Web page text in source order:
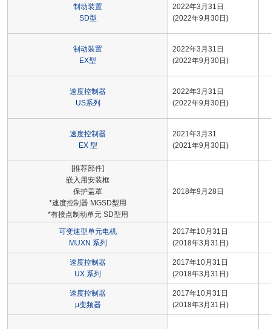
制动装置
SD型
2022年3月31日
(2022年9月30日)
制动装置
EX型
2022年3月31日
(2022年9月30日)
速度控制器
US系列
2022年3月31日
(2022年9月30日)
速度控制器
EX 型
2021年3月31
(2021年9月30日)
[推荐部件]
嵌入用安装框
保护盖罩
*速度控制器 MGSD型用
*有接点制动单元 SD型用
2018年9月28日
可变速型单元电机
MUXN 系列
2017年10月31日
(2018年3月31日)
速度控制器
UX 系列
2017年10月31日
(2018年3月31日)
速度控制器
μ变频器
2017年10月31日
(2018年3月31日)